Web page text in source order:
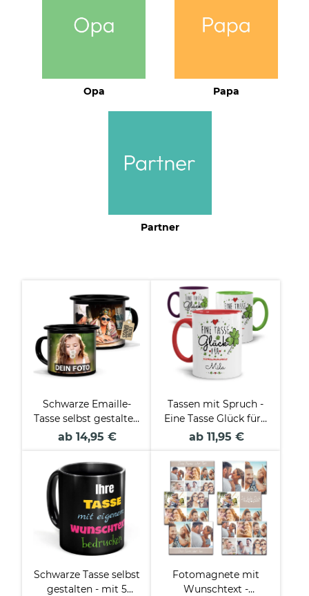
Opa Papa
Partner
Schwarze Emaille-
Tasse selbst gestalten
- verschiedene
ab 14,95 €
Tassen mit Spruch -
Eine Tasse Glück für -
mit Name beschriften
ab 11,95 €
Schwarze Tasse selbst
gestalten - mit 5
Fotomagnete mit
Wunschtext -